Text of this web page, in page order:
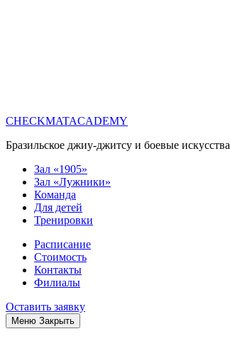
CHECKMATACADEMY
Бразильское джиу-джитсу и боевые искусства
Зал «1905»
Зал «Лужники»
Команда
Для детей
Тренировки
Расписание
Стоимость
Контакты
Филиалы
Оставить заявку
Меню Закрыть